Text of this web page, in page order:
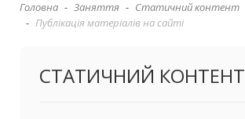
Головна Заняття
Статичний контент
Публікація матеріалів на сайті
СТАТИЧНИЙ КОНТЕНТ